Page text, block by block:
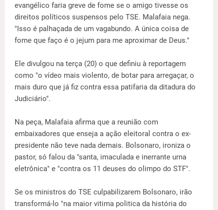
evangélico faria greve de fome se o amigo tivesse os
direitos políticos suspensos pelo TSE. Malafaia nega.
"Isso é palhaçada de um vagabundo. A única coisa de
fome que faço é o jejum para me aproximar de Deus."
Ele divulgou na terça (20) o que definiu à reportagem
como "o vídeo mais violento, de botar para arregaçar, o
mais duro que já fiz contra essa patifaria da ditadura do
Judiciário".
Na peça, Malafaia afirma que a reunião com
embaixadores que enseja a ação eleitoral contra o ex-
presidente não teve nada demais. Bolsonaro, ironiza o
pastor, só falou da "santa, imaculada e inerrante urna
eletrônica" e "contra os 11 deuses do olimpo do STF".
Se os ministros do TSE culpabilizarem Bolsonaro, irão
transformá-lo "na maior vitima politica da história do